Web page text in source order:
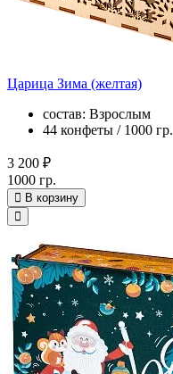
Царица Зима (желтая)
состав: Взрослым
44 конфеты / 1000 гр.
3 200 ₽
1000 гр.
В корзину